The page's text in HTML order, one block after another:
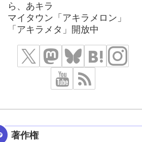
ら、あキラ
マイタウン「アキラメロン」
「アキラメタ」開放中
著作権